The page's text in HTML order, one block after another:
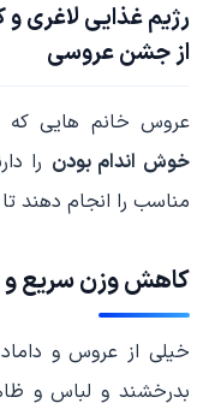
رژیم غذایی
از جشن عروسی
ژوئن
5,
5,
2024
عروس خانم هایی که
خوش اندام بودن را
مناسب را انجام دهند
کاهش وزن سریع و
خیلی از عروس و
بدرخشند و لباس و